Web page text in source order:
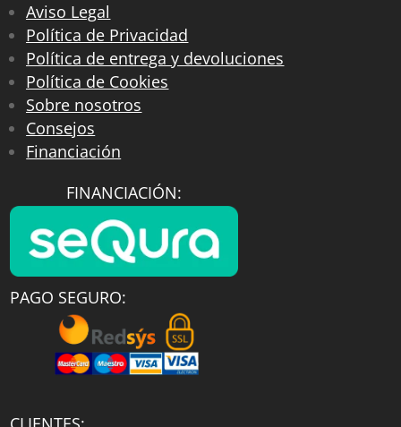
Aviso Legal
Política de Privacidad
Política de entrega y devoluciones
Política de Cookies
Sobre nosotros
Consejos
Financiación
FINANCIACIÓN:
PAGO SEGURO: